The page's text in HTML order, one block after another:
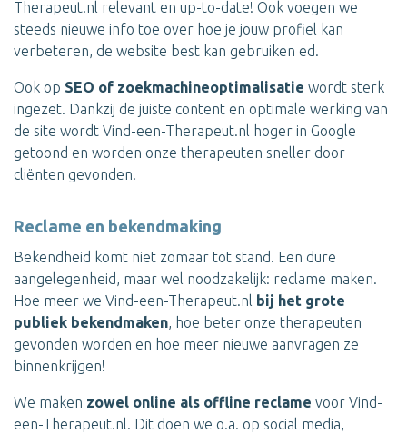
Therapeut.nl relevant en up-to-date! Ook voegen we
steeds nieuwe info toe over hoe je jouw profiel kan
verbeteren, de website best kan gebruiken ed.
Ook op SEO of zoekmachineoptimalisatie wordt sterk
ingezet. Dankzij de juiste content en optimale werking van
de site wordt Vind-een-Therapeut.nl hoger in Google
getoond en worden onze therapeuten sneller door
cliënten gevonden!
Reclame en bekendmaking
Bekendheid komt niet zomaar tot stand. Een dure
aangelegenheid, maar wel noodzakelijk: reclame maken.
Hoe meer we Vind-een-Therapeut.nl bij het grote
publiek bekendmaken, hoe beter onze therapeuten
gevonden worden en hoe meer nieuwe aanvragen ze
binnenkrijgen!
We maken zowel online als offline reclame voor Vind-
een-Therapeut.nl. Dit doen we o.a. op social media,